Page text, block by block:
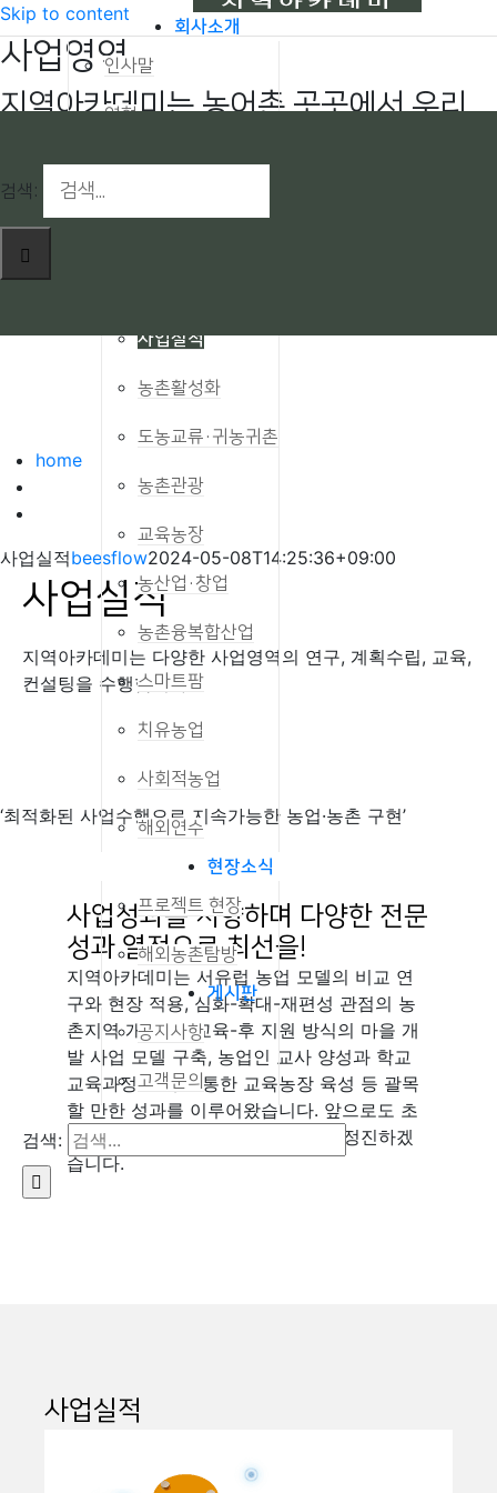
Skip to content
회사소개
인사말
연혁
조직도
사업실적
농촌활성화
도농교류·귀농귀촌
농촌관광
교육농장
농산업·창업
농촌융복합산업
스마트팜
치유농업
사회적농업
해외연수
현장소식
프로젝트 현장
해외농촌탐방
게시판
공지사항
고객문의
검색:
검색:
사업영역
지역아카데미는 농어촌 곳곳에서 우리
고 있습니다.
home
사업실적beesflow2024-05-08T14:25:36+09:00
사업실적
지역아카데미는 다양한 사업영역의 연구, 계획수립, 교육,
컨설팅을 수행합니다.
‘최적화된 사업수행으로 지속가능한 농업·농촌 구현’
사업성과를 지향하며 다양한 전문
성과 열정으로 최선을!
지역아카데미는 서유럽 농업 모델의 비교 연
구와 현장 적용, 심화-확대-재편성 관점의 농
촌지역 개발, 선 교육-후 지원 방식의 마을 개
발 사업 모델 구축, 농업인 교사 양성과 학교
교육과정 연계를 통한 교육농장 육성 등 괄목
할 만한 성과를 이루어왔습니다. 앞으로도 초
심을 잃지 않고 한결같은 마음으로 정진하겠
습니다.
사업실적